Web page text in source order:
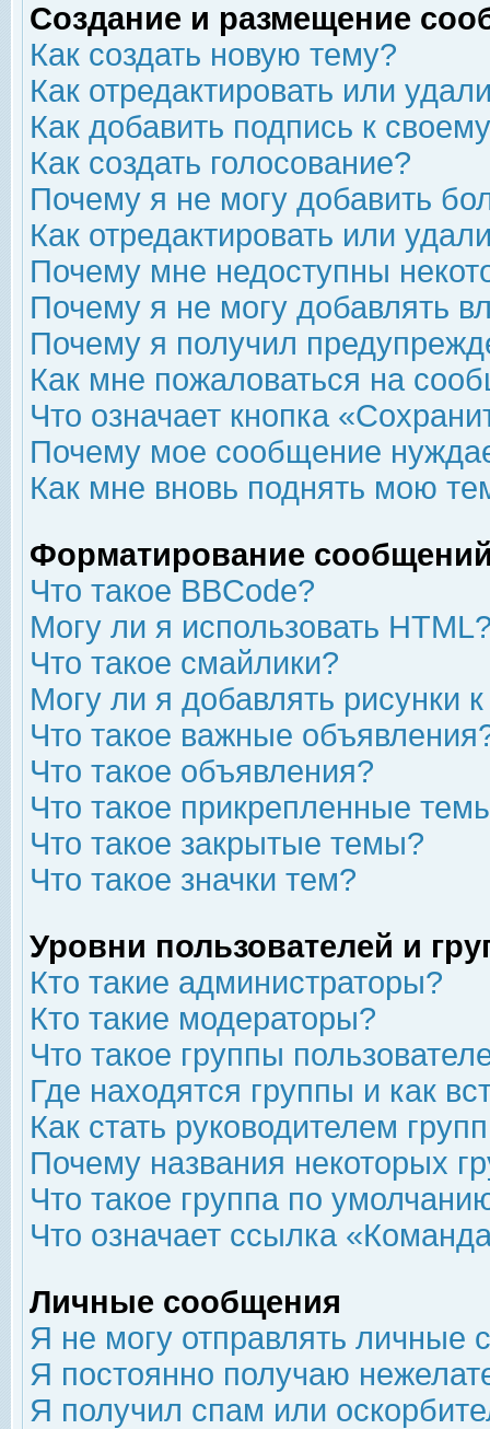
Создание и размещение
Как создать новую тему?
Как отредактировать или
Как добавить подпись к
Как создать голосование?
Почему я не могу добавить
Как отредактировать или
Почему мне недоступны
Почему я не могу добавлять
Почему я получил
Как мне пожаловаться на
Что означает кнопка
Почему мое сообщение
Как мне вновь поднять мою
Форматирование
Что такое BBCode?
Могу ли я использовать
Что такое смайлики?
Могу ли я добавлять рисунки
Что такое важные
Что такое объявления?
Что такое прикрепленные
Что такое закрытые темы?
Что такое значки тем?
Уровни пользователей и
Кто такие администраторы?
Кто такие модераторы?
Что такое группы
Где находятся группы и как
Как стать руководителем
Почему названия некоторых
Что такое группа по
Что означает ссылка
Личные сообщения
Я не могу отправлять личные
Я постоянно получаю
Я получил спам или